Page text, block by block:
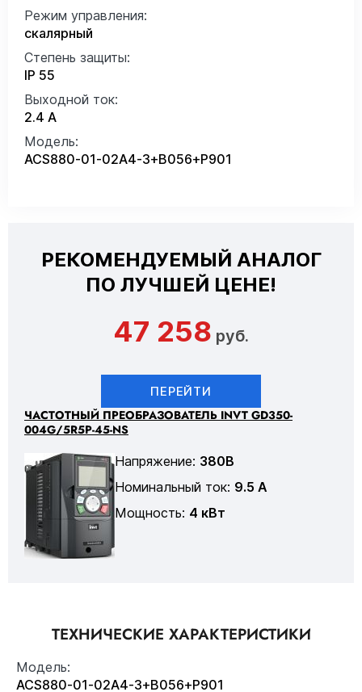
Режим управления:
скалярный
Степень защиты:
IP 55
Выходной ток:
2.4 А
Модель:
ACS880-01-02A4-3+B056+P901
РЕКОМЕНДУЕМЫЙ АНАЛОГ
ПО ЛУЧШЕЙ ЦЕНЕ!
47 258 руб.
ПЕРЕЙТИ
ЧАСТОТНЫЙ ПРЕОБРАЗОВАТЕЛЬ INVT GD350-
004G/5R5P-45-NS
Напряжение: 380В
Номинальный ток: 9.5 А
Мощность: 4 кВт
ТЕХНИЧЕСКИЕ ХАРАКТЕРИСТИКИ
Модель:
ACS880-01-02A4-3+B056+P901